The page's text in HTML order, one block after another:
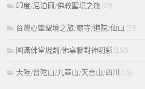
印度/尼泊爾/佛教聖境之旅 (29)
台灣心靈聖境之旅/廟寺/道院/仙山 (29)
圓滿佛堂規劃/佛桌聯對神明彩 (163)
大陸/普陀山/九華山/天台山/四川 (19)